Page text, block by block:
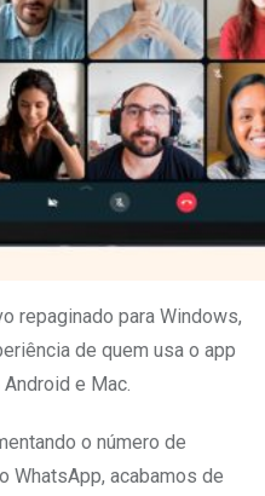
repaginado para Windows,
de quem usa o app
e Mac.
o número de
acabamos de